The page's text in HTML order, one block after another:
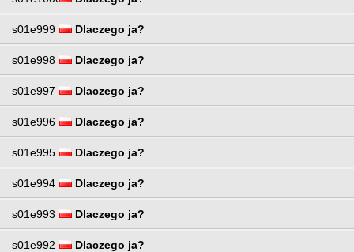
s01e999 Dlaczego ja?
s01e998 Dlaczego ja?
s01e997 Dlaczego ja?
s01e996 Dlaczego ja?
s01e995 Dlaczego ja?
s01e994 Dlaczego ja?
s01e993 Dlaczego ja?
s01e992 Dlaczego ja?